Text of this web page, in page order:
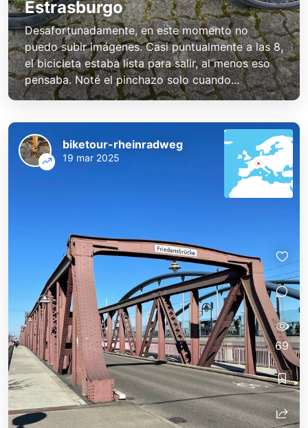
Estrasburgo
Desafortunadamente, en este momento no
puedo subir imágenes. Casi puntualmente a las 8,
el bicicleta estaba lista para salir, al menos eso
pensaba. Noté el pinchazo solo cuando...
biketour-rheinradweg
19 mar 2025
69